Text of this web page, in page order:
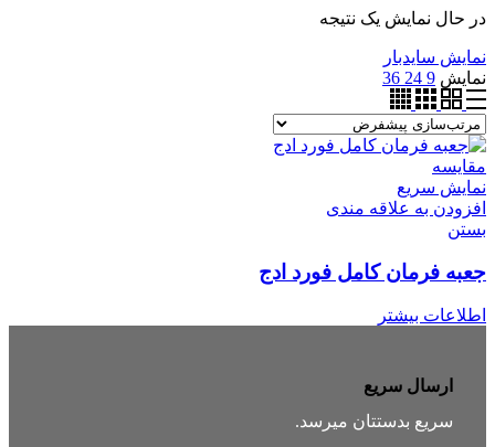
در حال نمایش یک نتیجه
نمایش سایدبار
نمایش 9
24
36
مقایسه
نمایش سریع
افزودن به علاقه مندی
بستن
جعبه فرمان کامل فورد ادج
اطلاعات بیشتر
ارسال سریع
سریع بدستتان میرسد.